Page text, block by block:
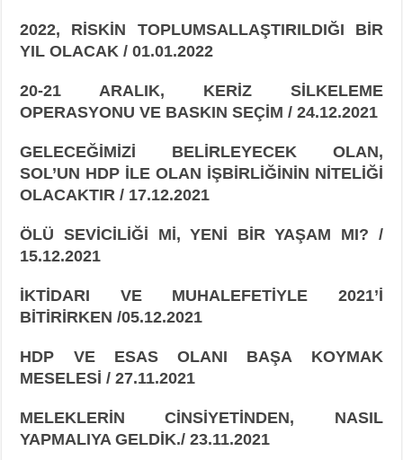
2022, RİSKİN TOPLUMSALLAŞTIRILDIĞI BİR
YIL OLACAK / 01.01.2022
20-21 ARALIK, KERİZ SİLKELEME
OPERASYONU VE BASKIN SEÇİM / 24.12.2021
GELECEĞİMİZİ BELİRLEYECEK OLAN,
SOL’UN HDP İLE OLAN İŞBİRLİĞİNİN NİTELİĞİ
OLACAKTIR / 17.12.2021
ÖLÜ SEVİCİLİĞİ Mİ, YENİ BİR YAŞAM MI? /
15.12.2021
İKTİDARI VE MUHALEFETİYLE 2021’İ
BİTİRİRKEN /05.12.2021
HDP VE ESAS OLANI BAŞA KOYMAK
MESELESİ / 27.11.2021
MELEKLERİN CİNSİYETİNDEN, NASIL
YAPMALIYA GELDİK./ 23.11.2021